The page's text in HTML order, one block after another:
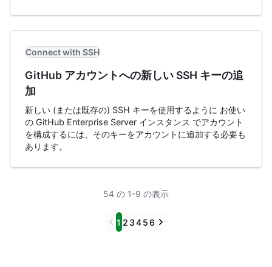
Connect with SSH
GitHub アカウントへの新しい SSH キーの追
加
新しい (または既存の) SSH キーを使用するように お使い
の GitHub Enterprise Server インスタンス でアカウント
を構成するには、そのキーをアカウントに追加する必要も
あります。
54 の 1-9 の表示
Previous
1 2 345 6 Next